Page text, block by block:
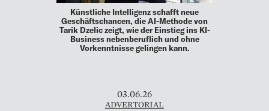
Künstliche Intelligenz schafft neue
Geschäftschancen, die AI-Methode von
Tarik Dzelic zeigt, wie der Einstieg ins KI-
Business nebenberuflich und ohne
Vorkenntnisse gelingen kann.
03.06.26
ADVERTORIAL